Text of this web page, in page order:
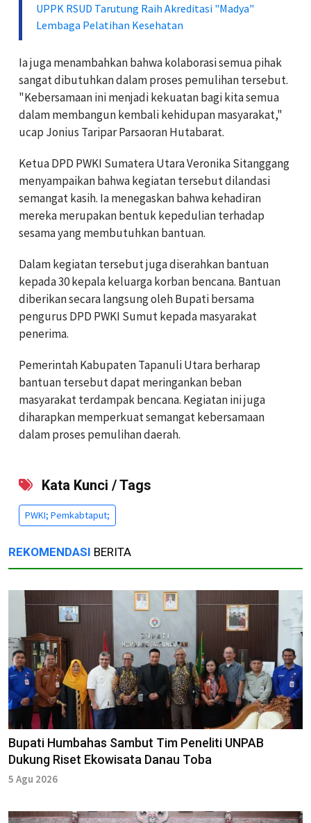
UPPK RSUD Tarutung Raih Akreditasi "Madya"
Lembaga Pelatihan Kesehatan
Ia juga menambahkan bahwa kolaborasi semua pihak
sangat dibutuhkan dalam proses pemulihan tersebut.
"Kebersamaan ini menjadi kekuatan bagi kita semua
dalam membangun kembali kehidupan masyarakat,"
ucap Jonius Taripar Parsaoran Hutabarat.
Ketua DPD PWKI Sumatera Utara Veronika Sitanggang
menyampaikan bahwa kegiatan tersebut dilandasi
semangat kasih. Ia menegaskan bahwa kehadiran
mereka merupakan bentuk kepedulian terhadap
sesama yang membutuhkan bantuan.
Dalam kegiatan tersebut juga diserahkan bantuan
kepada 30 kepala keluarga korban bencana. Bantuan
diberikan secara langsung oleh Bupati bersama
pengurus DPD PWKI Sumut kepada masyarakat
penerima.
Pemerintah Kabupaten Tapanuli Utara berharap
bantuan tersebut dapat meringankan beban
masyarakat terdampak bencana. Kegiatan ini juga
diharapkan memperkuat semangat kebersamaan
dalam proses pemulihan daerah.
Kata Kunci / Tags
PWKI; Pemkabtaput;
REKOMENDASI BERITA
Bupati Humbahas Sambut Tim Peneliti UNPAB
Dukung Riset Ekowisata Danau Toba
5 Agu 2026